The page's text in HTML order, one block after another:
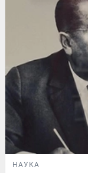
НАУКА